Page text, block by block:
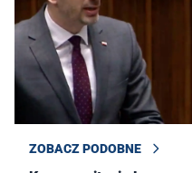
ZOBACZ PODOBNE